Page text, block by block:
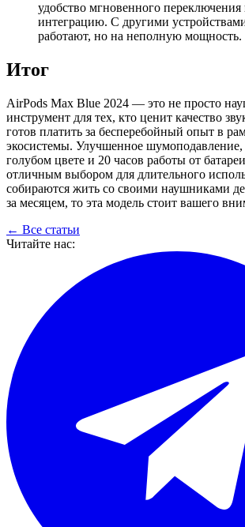
удобство мгновенного
интеграцию. С другими
работают, но на неполную мощность.
Итог
AirPods Max Blue 2024 — это не просто
инструмент для тех, кто ценит качество
готов платить за бесперебойный опыт в
экосистемы. Улучшенное
голубом цвете и 20 часов работы от
отличным выбором для длительного
собираются жить со своими наушниками
за месяцем, то эта модель стоит вашего
← Все статьи
Читайте нас: